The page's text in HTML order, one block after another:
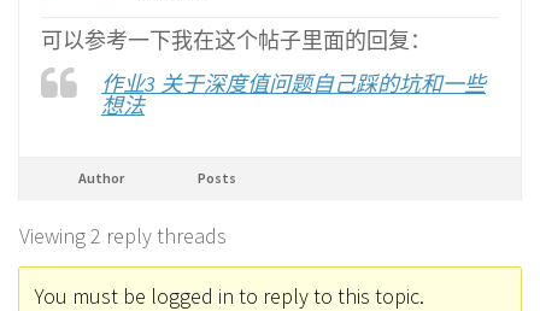
可以参考一下我在这个帖子里面的回复：
作业3 关于深度值问题自己踩的坑和一些
想法
Author Posts
Viewing 2 reply threads
You must be logged in to reply to this topic.